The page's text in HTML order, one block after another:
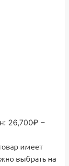
26,700₽ –
имеет
выбрать на